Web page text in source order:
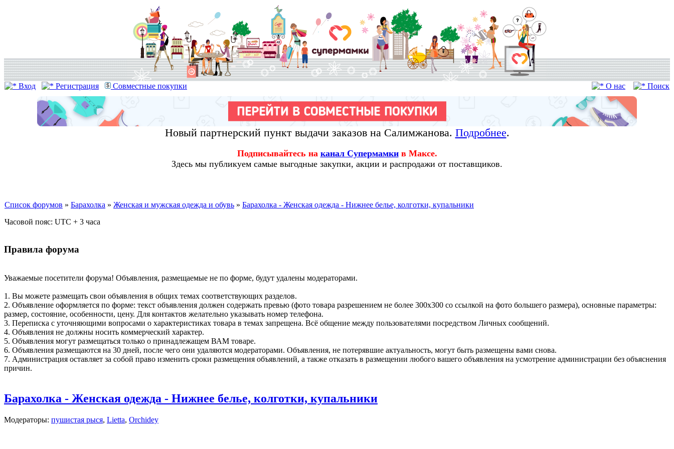
Вход Регистрация Совместные покупки О нас Поиск
Новый партнерский пункт выдачи заказов на Салимжанова. Подробнее.
Подписывайтесь на канал Супермамки в Максе.
Здесь мы публикуем самые выгодные закупки, акции и распродажи от поставщиков.
Список форумов » Барахолка » Женская и мужская одежда и обувь » Барахолка - Женская одежда - Нижнее белье, колготки, купальники
Часовой пояс: UTC + 3 часа
Правила форума
Уважаемые посетители форума! Объявления, размещаемые не по форме, будут удалены модераторами.
1. Вы можете размещать свои объявления в общих темах соответствующих разделов.
2. Объявление оформляется по форме: текст объявления должен содержать превью (фото товара разрешением не более 300х300 со ссылкой на фото большего размера), основные параметры:
размер, состояние, особенности, цену. Для контактов желательно указывать номер телефона.
3. Переписка с уточняющими вопросами о характеристиках товара в темах запрещена. Всё общение между пользователями посредством Личных сообщений.
4. Объявления не должны носить коммерческий характер.
5. Объявления могут размещаться только о принадлежащем ВАМ товаре.
6. Объявления размещаются на 30 дней, после чего они удаляются модераторами. Объявления, не потерявшие актуальность, могут быть размещены вами снова.
7. Администрация оставляет за собой право изменить сроки размещения объявлений, а также отказать в размещении любого вашего объявления на усмотрение администрации без объяснения
причин.
Барахолка - Женская одежда - Нижнее белье, колготки, купальники
Модераторы: пушистая рыся, Lietta, Orchidey